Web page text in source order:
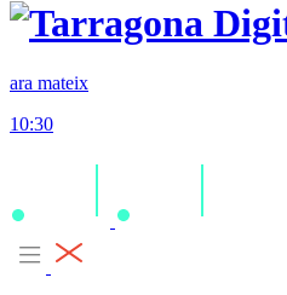
ara mateix
10:30